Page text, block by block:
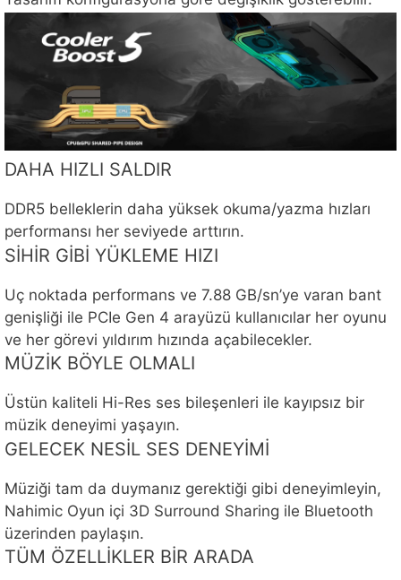
DAHA HIZLI SALDIR
DDR5 belleklerin daha yüksek okuma/yazma hızları
performansı her seviyede arttırın.
SİHİR GİBİ YÜKLEME HIZI
Uç noktada performans ve 7.88 GB/sn’ye varan bant
genişliği ile PCIe Gen 4 arayüzü kullanıcılar her oyunu
ve her görevi yıldırım hızında açabilecekler.
MÜZİK BÖYLE OLMALI
Üstün kaliteli Hi-Res ses bileşenleri ile kayıpsız bir
müzik deneyimi yaşayın.
GELECEK NESİL SES DENEYİMİ
Müziği tam da duymanız gerektiği gibi deneyimleyin,
Nahimic Oyun içi 3D Surround Sharing ile Bluetooth
üzerinden paylaşın.
TÜM ÖZELLİKLER BİR ARADA